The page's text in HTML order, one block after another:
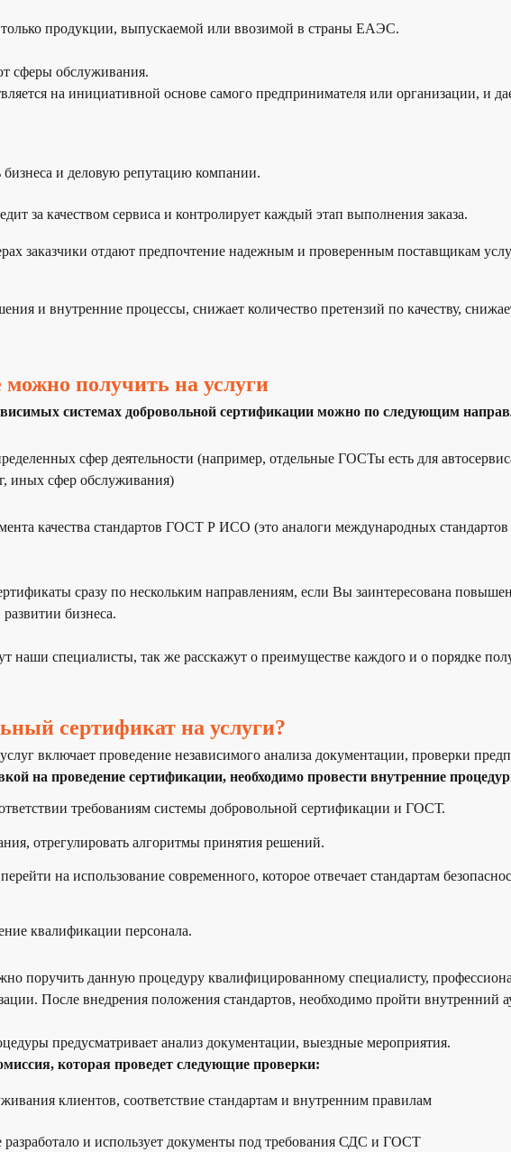
только продукции, выпускаемой или ввозимой в страны ЕАЭС.
сферы обслуживания.
на инициативной основе самого предпринимателя или организации, и
бизнеса и деловую репутацию компании.
за качеством сервиса и контролирует каждый этап выполнения заказа.
заказчики отдают предпочтение надежным и проверенным поставщикам
и внутренние процессы, снижает количество претензий по качеству,
получить на услуги
системах добровольной сертификации можно по следующим
сфер деятельности (например, отдельные ГОСТы есть для
иных сфер обслуживания)
качества стандартов ГОСТ Р ИСО (это аналоги международных
сразу по нескольким направлениям, если Вы заинтересована
бизнеса.
наши специалисты, так же расскажут о преимуществе каждого и о порядке
сертификат на услуги?
включает проведение независимого анализа документации, проверки
на проведение сертификации, необходимо провести внутренние
требованиям системы добровольной сертификации и ГОСТ.
отрегулировать алгоритмы принятия решений.
на использование современного, которое отвечает стандартам
квалификации персонала.
поручить данную процедуру квалифицированному специалисту,
После внедрения положения стандартов, необходимо пройти внутренний
предусматривает анализ документации, выездные мероприятия.
которая проведет следующие проверки:
клиентов, соответствие стандартам и внутренним правилам
разработало и использует документы под требования СДС и ГОСТ